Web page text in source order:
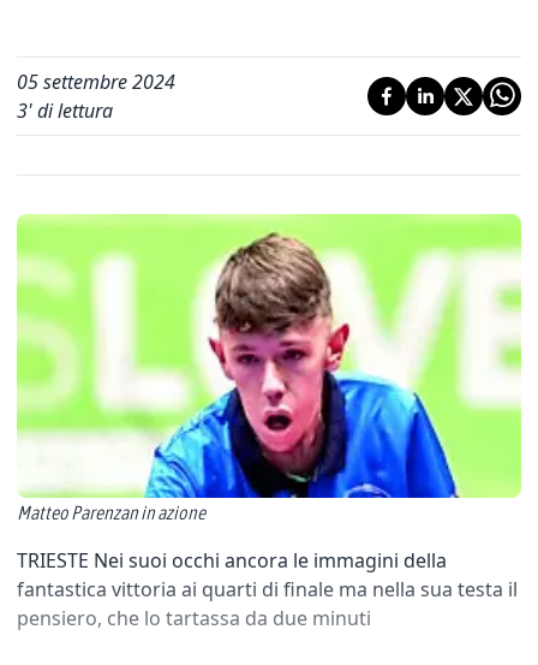
05 settembre 2024
3' di lettura
Matteo Parenzan in azione
TRIESTE Nei suoi occhi ancora le immagini della
fantastica vittoria ai quarti di finale ma nella sua testa il
pensiero, che lo tartassa da due minuti